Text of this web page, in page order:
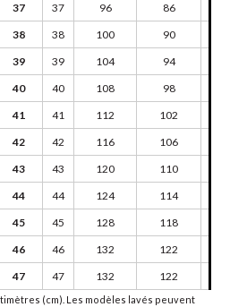
37 37 96 86
38 38 100 90
39 39 104 94
40 40 108 98
41 41 112 102
42 42 116 106
43 43 120 110
44 44 124 114
45 45 128 118
46 46 132 122
47 47 132 122
(cm). Les modèles lavés peuvent